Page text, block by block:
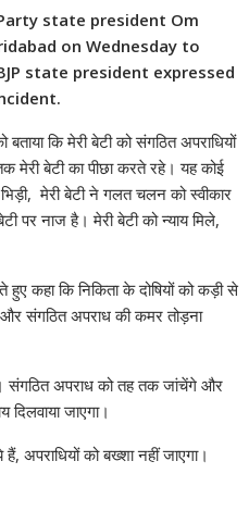
state president Om
on Wednesday to
state president expressed
कि मेरी बेटी को संगठित अपराधियों
मेरी बेटी का पीछा करते रहे। यह कोई
मेरी बेटी ने गलत चलन को स्वीकार
पर नाज है। मेरी बेटी को न्याय मिले,
हुए कहा कि निकिता के दोषियों को कड़ी से
और संगठित अपराध की कमर तोड़ना
संगठित अपराध को तह तक जांचेंगे और
जाएगा।
अपराधियों को बख्शा नहीं जाएगा।